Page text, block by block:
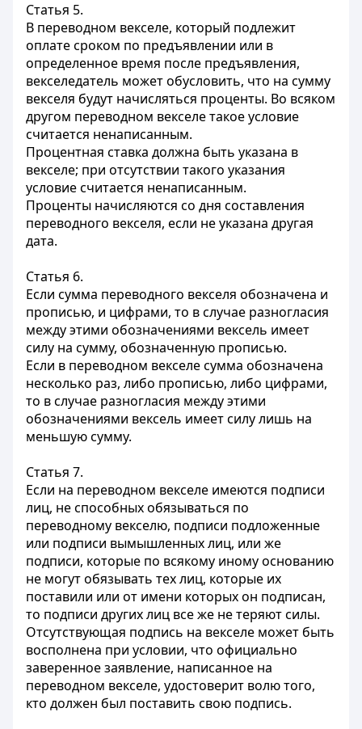
Статья 5.
В переводном векселе, который подлежит
оплате сроком по предъявлении или в
определенное время после предъявления,
векселедатель может обусловить, что на сумму
векселя будут начисляться проценты. Во всяком
другом переводном векселе такое условие
считается ненаписанным.
Процентная ставка должна быть указана в
векселе; при отсутствии такого указания
условие считается ненаписанным.
Проценты начисляются со дня составления
переводного векселя, если не указана другая
дата.
Статья 6.
Если сумма переводного векселя обозначена и
прописью, и цифрами, то в случае разногласия
между этими обозначениями вексель имеет
силу на сумму, обозначенную прописью.
Если в переводном векселе сумма обозначена
несколько раз, либо прописью, либо цифрами,
то в случае разногласия между этими
обозначениями вексель имеет силу лишь на
меньшую сумму.
Статья 7.
Если на переводном векселе имеются подписи
лиц, не способных обязываться по
переводному векселю, подписи подложенные
или подписи вымышленных лиц, или же
подписи, которые по всякому иному основанию
не могут обязывать тех лиц, которые их
поставили или от имени которых он подписан,
то подписи других лиц все же не теряют силы.
Отсутствующая подпись на векселе может быть
восполнена при условии, что официально
заверенное заявление, написанное на
переводном векселе, удостоверит волю того,
кто должен был поставить свою подпись.